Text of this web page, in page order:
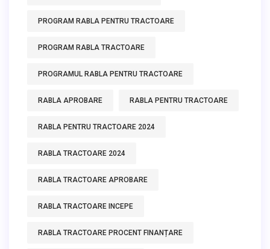
PROGRAM RABLA PENTRU TRACTOARE
PROGRAM RABLA TRACTOARE
PROGRAMUL RABLA PENTRU TRACTOARE
RABLA APROBARE RABLA PENTRU TRACTOARE
RABLA PENTRU TRACTOARE 2024
RABLA TRACTOARE 2024
RABLA TRACTOARE APROBARE
RABLA TRACTOARE INCEPE
RABLA TRACTOARE PROCENT FINANȚARE